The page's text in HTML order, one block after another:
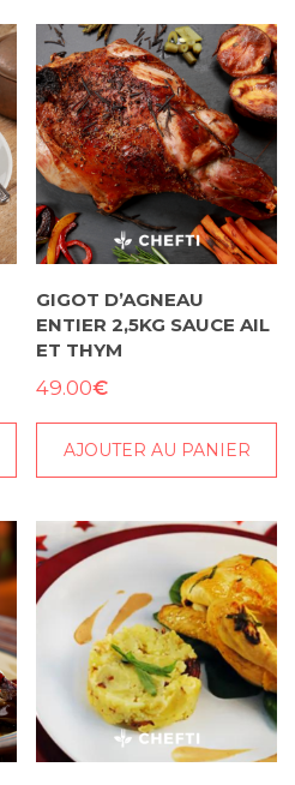
GIGOT D’AGNEAU
ENTIER 2,5KG SAUCE AIL
ET THYM
49.00€
AJOUTER AU PANIER